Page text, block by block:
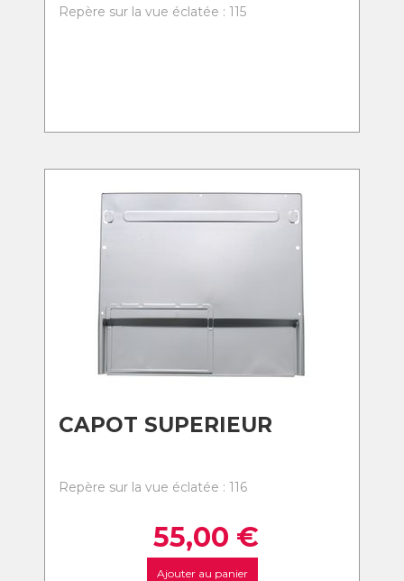
Repère sur la vue éclatée : 115
CAPOT SUPERIEUR
Repère sur la vue éclatée : 116
55,00 €
Ajouter au panier